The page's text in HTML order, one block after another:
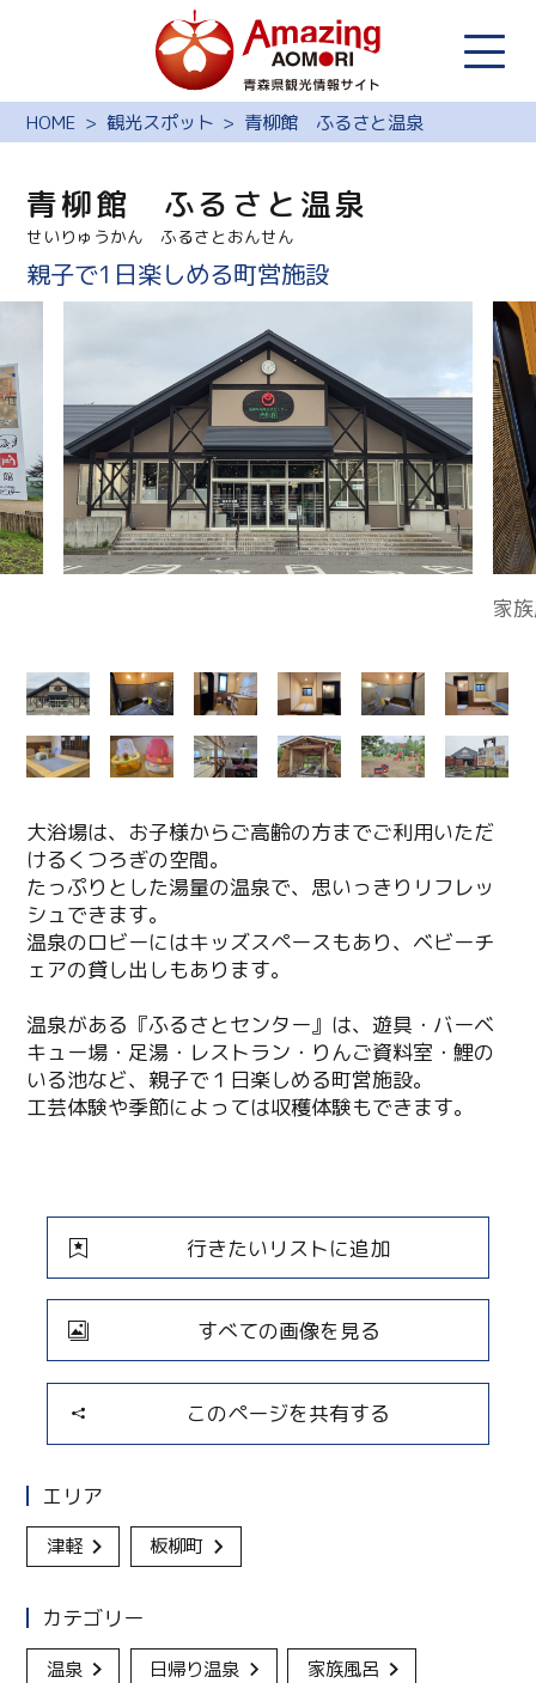
HOME 観光スポット 青柳館 ふるさと温泉
青柳館 ふるさと温泉
せいりゅうかん ふるさとおんせん
親子で1日楽しめる町営施設
大浴場は、お子様からご高齢の方までご利用いただ
けるくつろぎの空間。
たっぷりとした湯量の温泉で、思いっきりリフレッ
シュできます。
温泉のロビーにはキッズスペースもあり、ベビーチ
ェアの貸し出しもあります。
温泉がある『ふるさとセンター』は、遊具・バーベ
キュー場・足湯・レストラン・りんご資料室・鯉の
いる池など、親子で１日楽しめる町営施設。
工芸体験や季節によっては収穫体験もできます。
行きたいリストに追加
すべての画像を見る
このページを共有する
エリア
津軽 板柳町
カテゴリー
温泉 日帰り温泉 家族風呂